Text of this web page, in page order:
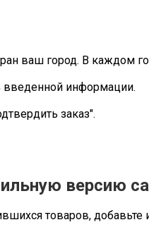
ваш город. В каждом
введенной информации.
заказ".
версию
товаров, добавьте